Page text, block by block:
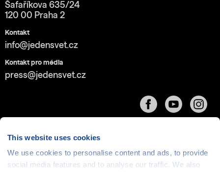
This website uses cookies
We use cookies to personalise content and ads, to provide
social media features and to analyse our traffic. We also
Šafaříkova 635/24
120 00 Praha 2
Kontakt
info@jedensvet.cz
Kontakt pro média
press@jedensvet.cz
Cookies| © 1999-2026 Člověk v tísni o.p.s., web běží